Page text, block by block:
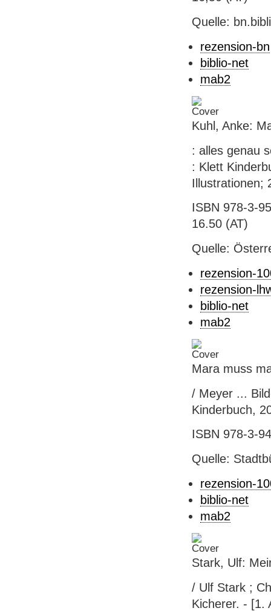
Quelle:
rezension-bn
biblio-net
mab2
Kuhl, Anke:
: alles genau
: Klett
Illustrationen;
ISBN 978-3-
16.50 (AT)
Quelle:
rezension-
rezension-
biblio-net
mab2
Mara muss
/ Meyer ...
Kinderbuch,
ISBN 978-3-
Quelle:
rezension-
biblio-net
mab2
Stark, Ulf:
/ Ulf Stark ;
Kicherer. - [1.